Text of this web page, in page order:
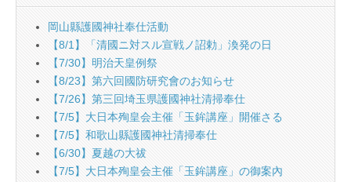
岡山縣護國神社奉仕活動
【8/1】「清國ニ対スル宣戦ノ詔勅」渙発の日
【7/30】明治天皇例祭
【8/23】第六回國防研究會のお知らせ
【7/26】第三回埼玉県護國神社清掃奉仕
【7/5】大日本殉皇会主催「玉鉾講座」開催さる
【7/5】和歌山縣護國神社清掃奉仕
【6/30】夏越の大祓
【7/5】大日本殉皇会主催「玉鉾講座」の御案內